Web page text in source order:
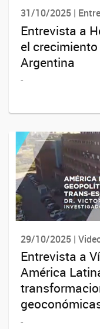
31/10/2025 |
Entrevista a
el
Argentina
-
29/10/2025 |
Entrevista a
América
-